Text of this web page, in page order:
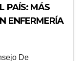
PAÍS: MÁS
ENFERMERÍA
De